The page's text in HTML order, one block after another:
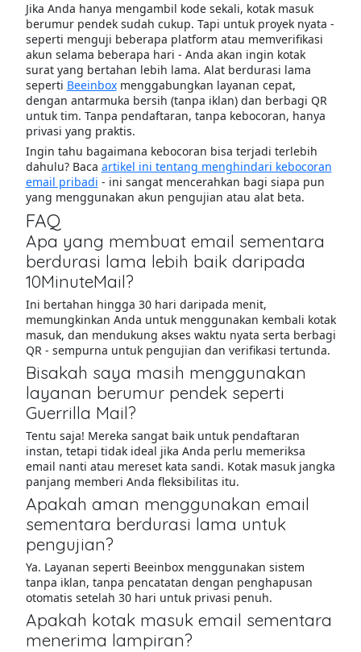
Jika Anda hanya mengambil kode sekali, kotak masuk
berumur pendek sudah cukup. Tapi untuk proyek nyata -
seperti menguji beberapa platform atau memverifikasi
akun selama beberapa hari - Anda akan ingin kotak
surat yang bertahan lebih lama. Alat berdurasi lama
seperti Beeinboxmenggabungkan layanan cepat,
dengan antarmuka bersih (tanpa iklan) dan berbagi QR
untuk tim. Tanpa pendaftaran, tanpa kebocoran, hanya
privasi yang praktis.
Ingin tahu bagaimana kebocoran bisa terjadi terlebih
dahulu? Baca artikel ini tentang menghindari kebocoran
email pribadi - ini sangat mencerahkan bagi siapa pun
yang menggunakan akun pengujian atau alat beta.
FAQ
Apa yang membuat email sementara
berdurasi lama lebih baik daripada
10MinuteMail?
Ini bertahan hingga 30 hari daripada menit,
memungkinkan Anda untuk menggunakan kembali kotak
masuk, dan mendukung akses waktu nyata serta berbagi
QR - sempurna untuk pengujian dan verifikasi tertunda.
Bisakah saya masih menggunakan
layanan berumur pendek seperti
Guerrilla Mail?
Tentu saja! Mereka sangat baik untuk pendaftaran
instan, tetapi tidak ideal jika Anda perlu memeriksa
email nanti atau mereset kata sandi. Kotak masuk jangka
panjang memberi Anda fleksibilitas itu.
Apakah aman menggunakan email
sementara berdurasi lama untuk
pengujian?
Ya. Layanan seperti Beeinbox menggunakan sistem
tanpa iklan, tanpa pencatatan dengan penghapusan
otomatis setelah 30 hari untuk privasi penuh.
Apakah kotak masuk email sementara
menerima lampiran?